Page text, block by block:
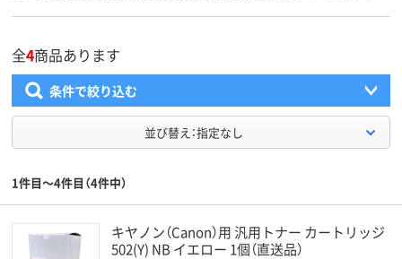
全4商品あります
条件で絞り込む
並び替え：指定なし
1件目～4件目（4件中）
キヤノン（Canon）用 汎用トナー カートリッジ
502(Y) NB イエロー 1個（直送品）